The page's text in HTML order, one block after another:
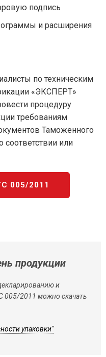
подпись
и расширения
по техническим
«ЭКСПЕРТ»
процедуру
требованиям
Таможенного
или
005/2011
продукции
и
005/2011 можно скачать
упаковки"